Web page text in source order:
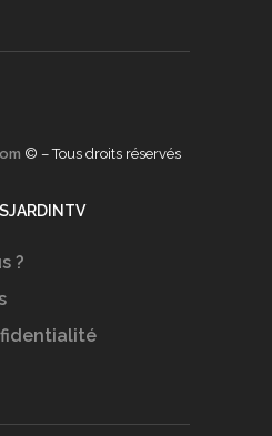
© – Tous droits réservés
?